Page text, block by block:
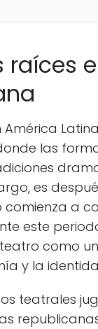
raíces
las
es
comienza a
este
como
y la
teatrales